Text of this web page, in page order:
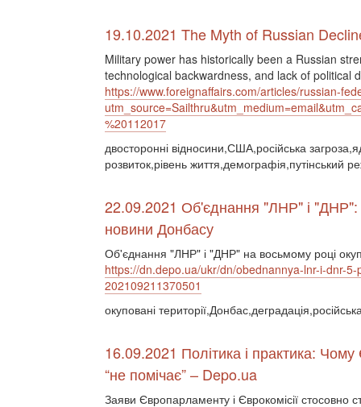
19.10.2021 The Myth of Russian
Military power has historically been a Russian
technological backwardness, and lack of political
https://www.foreignaffairs.com/articles/russian-
%20112017
двосторонні відносини,США,російська
розвиток,рівень життя,демографія,путінський
22.09.2021 Об'єднання "ЛНР" і "ДНР":
новини Донбасу
Об'єднання "ЛНР" і "ДНР" на восьмому році
https://dn.depo.ua/ukr/dn/obednannya-lnr-i-dnr-
202109211370501
окуповані
16.09.2021 Політика і практика: Чому
“не помічає” – Depo.ua
Заяви Європарламенту і Єврокомісії стосовно